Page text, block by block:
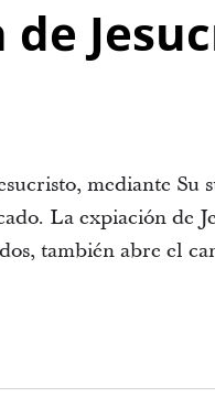
de
mediante
La expiación de
también abre el